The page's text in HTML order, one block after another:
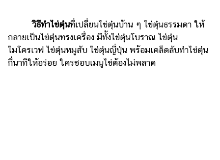
บันเทิง
รูปภาพ
วิธีทำไข่ตุ๋นที่เปลี่ยนไข่ตุ๋นบ้าน ๆ ไข่ตุ๋นธรรมดา ให้
กลายเป็นไข่ตุ๋นทรงเครื่อง มีทั้งไข่ตุ๋นโบราณ ไข่ตุ๋น
ไมโครเวฟ ไข่ตุ๋นหมูสับ ไข่ตุ๋นญี่ปุ่น พร้อมเคล็ดลับทำไข่ตุ๋น
กี่นาทีให้อร่อย ใครชอบเมนูไข่ต้องไม่พลาด